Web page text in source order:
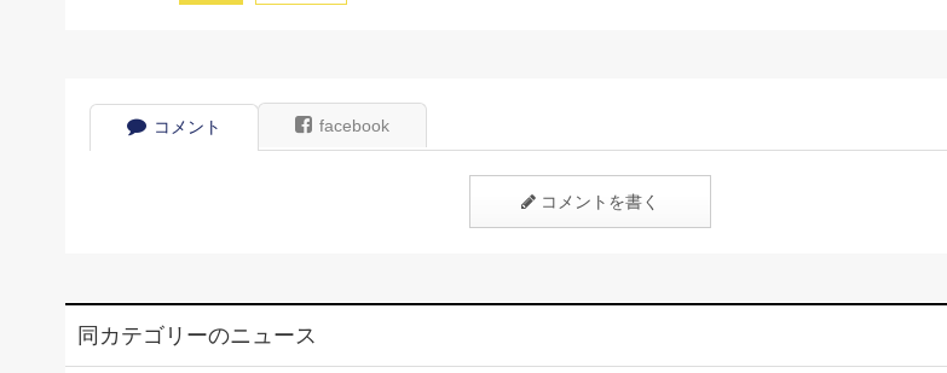
コメント facebook
コメントを書く
同カテゴリーのニュース